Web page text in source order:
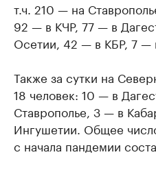
т.ч. 210 — на
92 — в КЧР, 77 — в
Осетии, 42 — в КБР, 7 —
Также за сутки на
18 человек: 10 — в
Ставрополье, 3 — в
Ингушетии. Общее
с начала пандемии